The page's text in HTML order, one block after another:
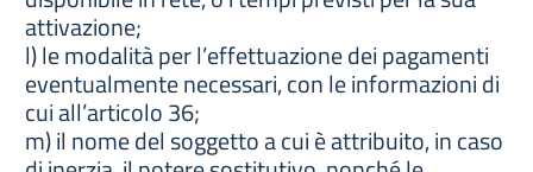
attivazione;
l) le modalità per l’effettuazione dei pagamenti
eventualmente necessari, con le informazioni di
cui all’articolo 36;
m) il nome del soggetto a cui è attribuito, in caso